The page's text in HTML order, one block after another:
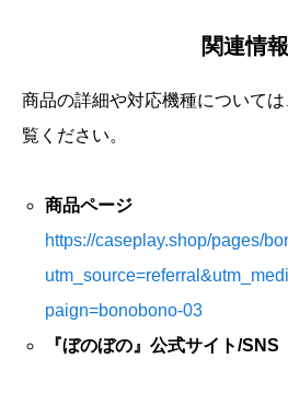
関連情報
商品の詳細や対応機種について
覧ください。
商品ページ
https://caseplay.shop/pages/
paign=bonobono-03
『ぼのぼの』公式サイト/SNS